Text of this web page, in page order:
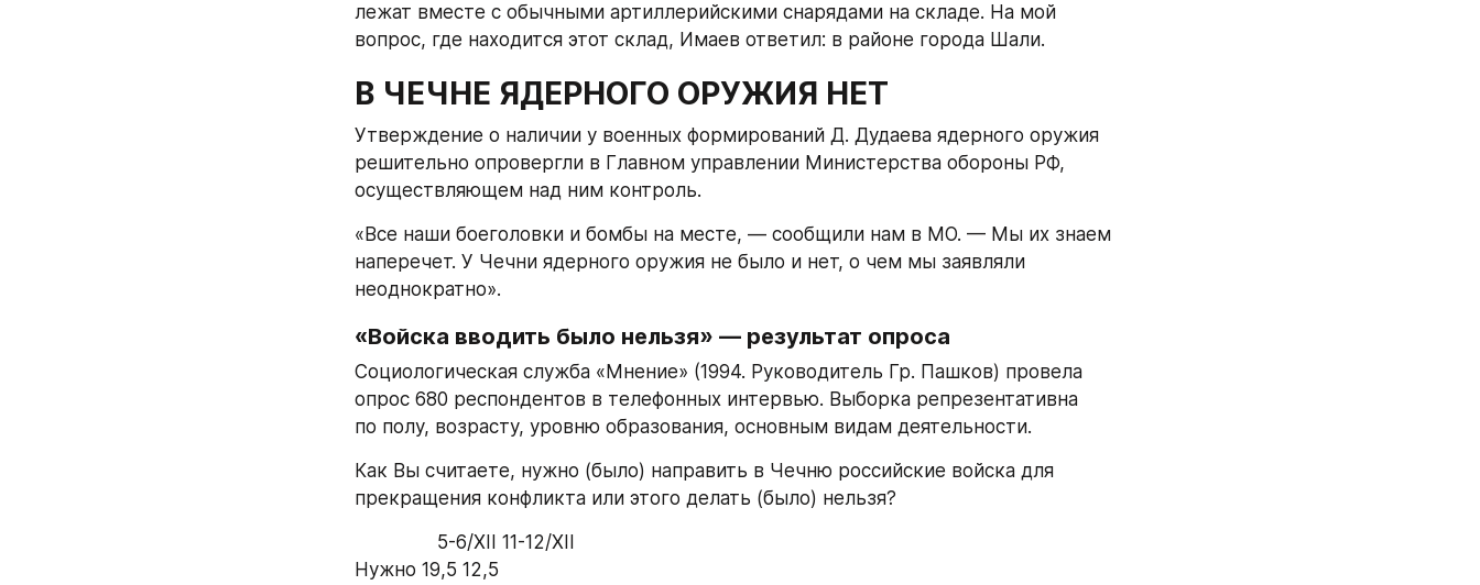
лежат вместе с обычными артиллерийскими снарядами на складе. На мой
вопрос, где находится этот склад, Имаев ответил: в районе города Шали.
В ЧЕЧНЕ ЯДЕРНОГО ОРУЖИЯ НЕТ
Утверждение о наличии у военных формирований Д. Дудаева ядерного оружия
решительно опровергли в Главном управлении Министерства обороны РФ,
осуществляющем над ним контроль.
«Все наши боеголовки и бомбы на месте, — сообщили нам в МО. — Мы их знаем
наперечет. У Чечни ядерного оружия не было и нет, о чем мы заявляли
неоднократно».
«Войска вводить было нельзя» — результат опроса
Социологическая служба «Мнение» (1994. Руководитель Гр. Пашков) провела
опрос 680 респондентов в телефонных интервью. Выборка репрезентативна
по полу, возрасту, уровню образования, основным видам деятельности.
Как Вы считаете, нужно (было) направить в Чечню российские войска для
прекращения конфликта или этого делать (было) нельзя?
               5-6/XII 11-12/XII
Нужно 19,5 12,5